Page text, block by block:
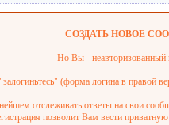
СОЗДАТЬ НОВОЕ
Но Вы - неавторизованный
(форма логина в правой
отслеживать ответы на свои
позволит Вам вести